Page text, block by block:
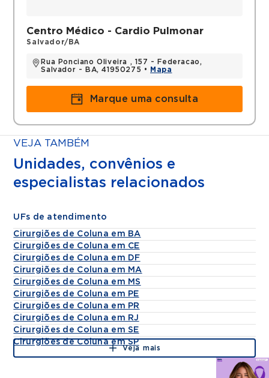
Centro Médico - Cardio Pulmonar
Salvador/BA
Rua Ponciano Oliveira , 157 - Federacao,
Salvador - BA, 41950275 •
Mapa
Marque uma consulta
VEJA TAMBÉM
Unidades, convênios e
especialistas relacionados
UFs de atendimento
Cirurgiões de Coluna em BA
Cirurgiões de Coluna em CE
Cirurgiões de Coluna em DF
Cirurgiões de Coluna em MA
Cirurgiões de Coluna em MS
Cirurgiões de Coluna em PE
Cirurgiões de Coluna em PR
Cirurgiões de Coluna em RJ
Cirurgiões de Coluna em SE
Cirurgiões de Coluna em SP
Veja mais
Agende